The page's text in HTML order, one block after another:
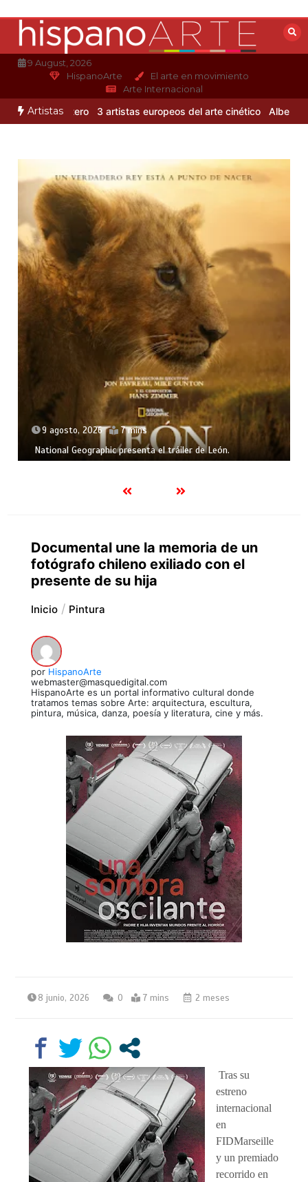
contenido
9 August, 2026
HispanoArte
El arte en movimiento
Arte Internacional
Artistas
Otero 3 artistas europeos del arte cinético Albert
9 agosto, 2026 7 mins
National Geographic presenta el tráiler de León.
Documental une la memoria de un
fotógrafo chileno exiliado con el
presente de su hija
Inicio Pintura
por HispanoArte
webmaster@masquedigital.com
HispanoArte es un portal informativo cultural donde
tratamos temas sobre Arte: arquitectura, escultura,
pintura, música, danza, poesía y literatura, cine y más.
8 junio, 2026 0 7 mins 2 meses
Tras su
estreno
internacional
en
FIDMarseille
y un premiado
recorrido en